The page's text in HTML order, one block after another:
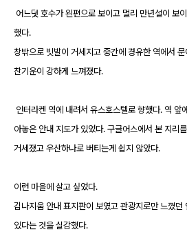
어느덧 호수가 왼편으로 보이고 멀리 만년설이 보
했다.
창밖으로 빗발이 거세지고 중간에 경유한 역에서
찬기운이 강하게 느껴졌다.
인터라켄 역에 내려서 유스호스텔로 향했다. 역 앞
아놓은 안내 지도가 있었다. 구글어스에서 본 지리
거세졌고 우산하나로 버티는게 쉽지 않았다.
이런 마을에 살고 싶었다.
김나지움 안내 표지판이 보였고 관광지로만 느꼈던
있다는 것을 실감했다.